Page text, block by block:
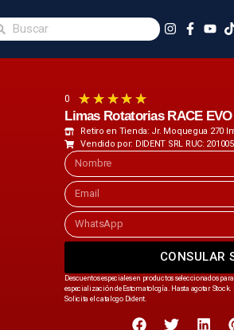
0 ★ ★ ★★ ★
Limas Rotatorias RACE
Retiro en Tienda: Jr. Moquegua 270
Vendido por: DIDENT SRL RUC:
CONSULAR
Descuentos especiales en productos seleccionados
especialización de Estomatología. Hasta agotar Stock.
Solicita el catalogo Dident.